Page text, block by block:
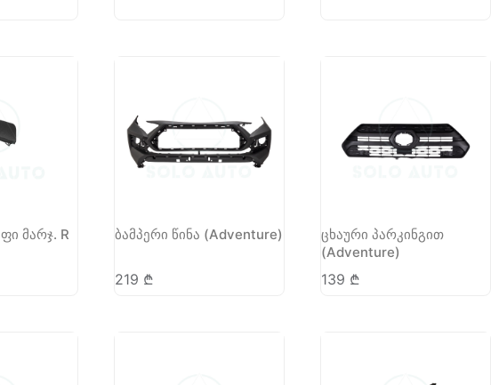
მარჯ. R ბამპერი წინა (Adventure)
219 ₾
ცხაური პარკინგით
(Adventure)
139 ₾